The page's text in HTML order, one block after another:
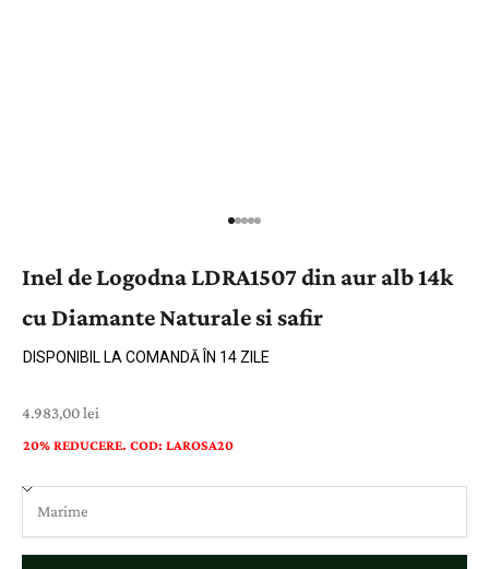
Inel de Logodna LDRA1507 din aur alb 14k
cu Diamante Naturale si safir
DISPONIBIL LA COMANDĂ ÎN 14 ZILE
Preț cu reducere
4.983,00 lei
20% REDUCERE. COD: LAROSA20